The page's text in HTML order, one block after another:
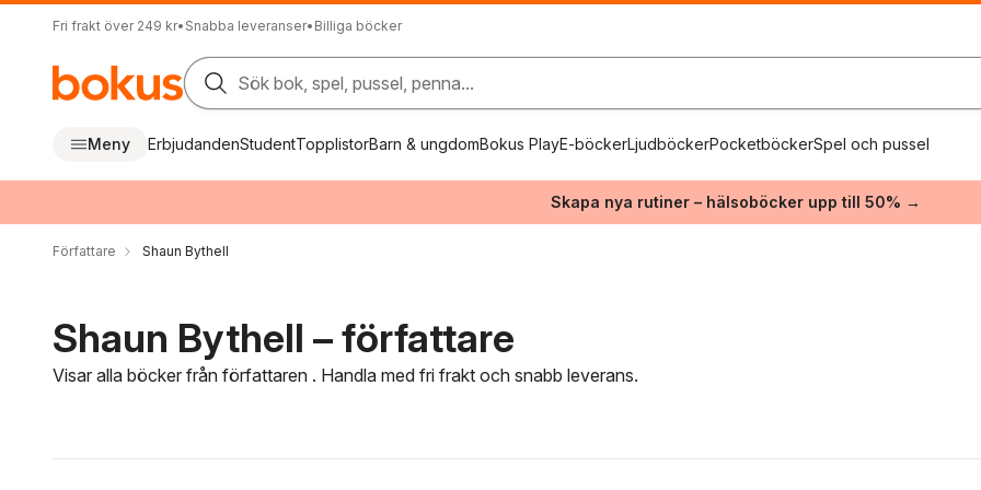
Fri frakt över 249 kr• Snabba leveranser• Billiga böcker
Sök bok, spel, pussel, penna...
Meny ErbjudandenStudentTopplistorBarn & ungdomBokus PlayE-böckerLjudböckerPocketböckerSpel och pussel
Skapa nya rutiner – hälsoböcker upp till 50% →
Författare Shaun Bythell
Shaun Bythell – författare
Visar alla böcker från författaren . Handla med fri frakt och snabb leverans.